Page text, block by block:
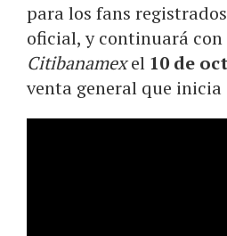
para los fans
oficial, y continuará
Citibanamexel 10 de
venta general que inicia